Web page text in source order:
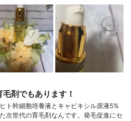
剤でもあります！
ト幹細胞培養液とキャピキシル原液5%
次世代の育毛剤なんです。発毛促進にセ